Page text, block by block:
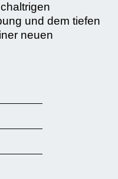
und dem tiefen
neuen